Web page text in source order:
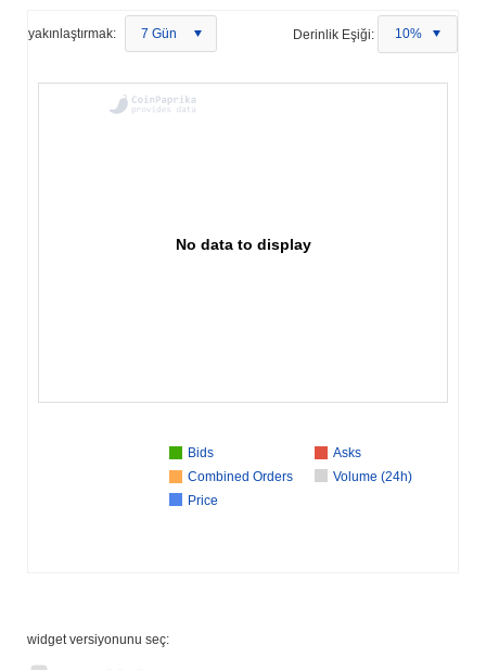
yakınlaştırmak: 7 Gün Derinlik Eşiği: 10%
No data to display
Bids
Asks
Combined Orders
Volume (24h)
Price
widget versiyonunu seç: